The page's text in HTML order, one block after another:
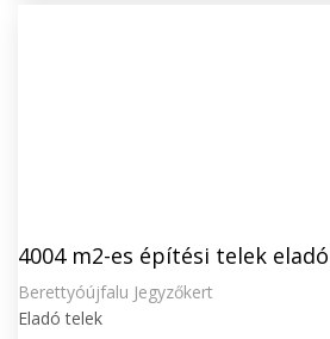
4004 m2-es építési telek eladó
Berettyóújfalu Jegyzőkert
Eladó telek